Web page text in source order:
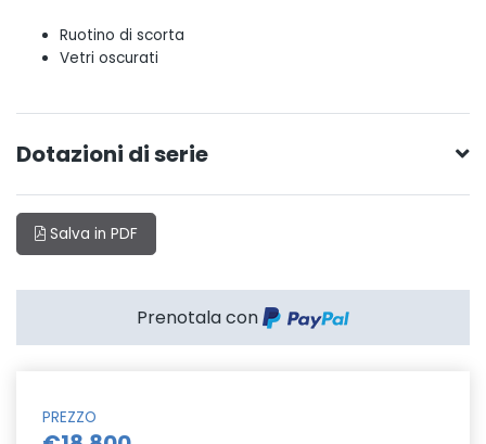
Ruotino di scorta
Vetri oscurati
Dotazioni di serie
Salva in PDF
Prenotala con
PREZZO